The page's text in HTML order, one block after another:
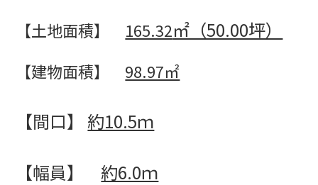
【土地面積】 165.32㎡（50.00坪）
【建物面積】 98.97㎡
【間口】 約10.5ｍ
【幅員】 約6.0ｍ